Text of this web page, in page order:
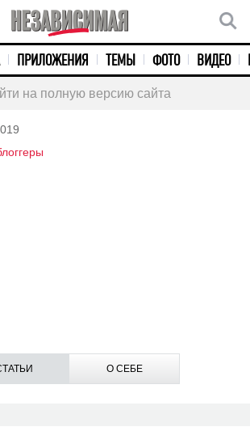
ПРИЛОЖЕНИЯ ТЕМЫ ФОТО ВИДЕО
на полную версию сайта
О СЕБЕ